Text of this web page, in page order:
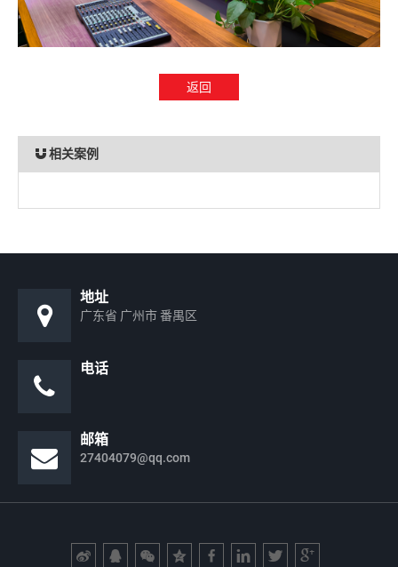
返回
相关案例
地址
广东省 广州市 番禺区
电话
邮箱
27404079@qq.com